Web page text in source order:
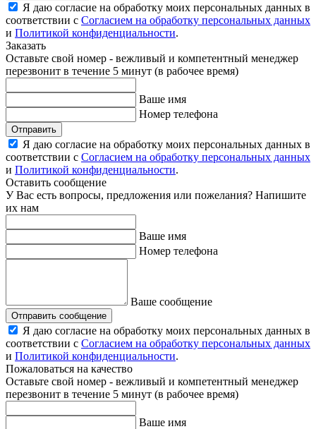
Я даю согласие на обработку моих персональных данных в
соответствии с Согласием на обработку персональных данных
и Политикой конфиденциальности.
Заказать
Оставьте свой номер - вежливый и компетентный менеджер
перезвонит в течение 5 минут (в рабочее время)
Ваше имя
Номер телефона
Отправить
Я даю согласие на обработку моих персональных данных в
соответствии с Согласием на обработку персональных данных
и Политикой конфиденциальности.
Оставить сообщение
У Вас есть вопросы, предложения или пожелания? Напишите
их нам
Ваше имя
Номер телефона
Ваше сообщение
Отправить сообщение
Я даю согласие на обработку моих персональных данных в
соответствии с Согласием на обработку персональных данных
и Политикой конфиденциальности.
Пожаловаться на качество
Оставьте свой номер - вежливый и компетентный менеджер
перезвонит в течение 5 минут (в рабочее время)
Ваше имя